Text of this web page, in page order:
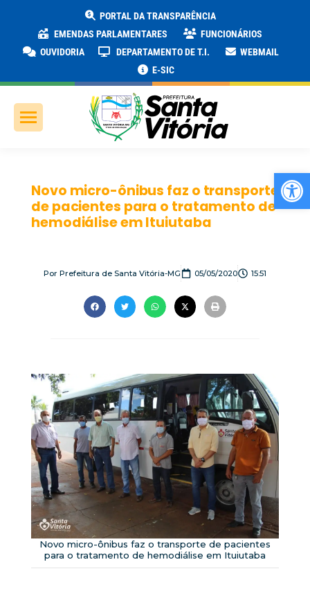
PORTAL DA TRANSPARÊNCIA
EMENDAS PARLAMENTARES
FUNCIONÁRIOS
OUVIDORIA
DEPARTAMENTO DE T.I.
WEBMAIL
E-SIC
Novo micro-ônibus faz o transporte
de pacientes para o tratamento de
hemodiálise em Ituiutaba
Por Prefeitura de Santa Vitória-MG 05/05/2020 15:51
Novo micro-ônibus faz o transporte de pacientes
para o tratamento de hemodiálise em Ituiutaba